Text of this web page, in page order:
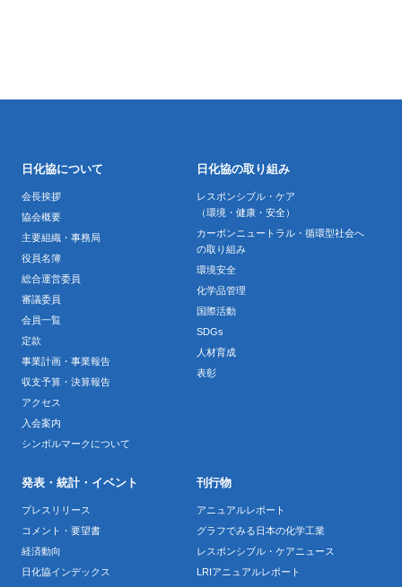
日化協について
会長挨拶
協会概要
主要組織・事務局
役員名簿
総合運営委員
審議委員
会員一覧
定款
事業計画・事業報告
収支予算・決算報告
アクセス
入会案内
シンボルマークについて
日化協の取り組み
レスポンシブル・ケア
（環境・健康・安全）
カーボンニュートラル・循環型社会へ
の取り組み
環境安全
化学品管理
国際活動
SDGs
人材育成
表彰
発表・統計・イベント
プレスリリース
コメント・要望書
経済動向
日化協インデックス
刊行物
アニュアルレポート
グラフでみる日本の化学工業
レスポンシブル・ケアニュース
LRIアニュアルレポート